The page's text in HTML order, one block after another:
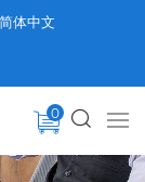
简体中文
0